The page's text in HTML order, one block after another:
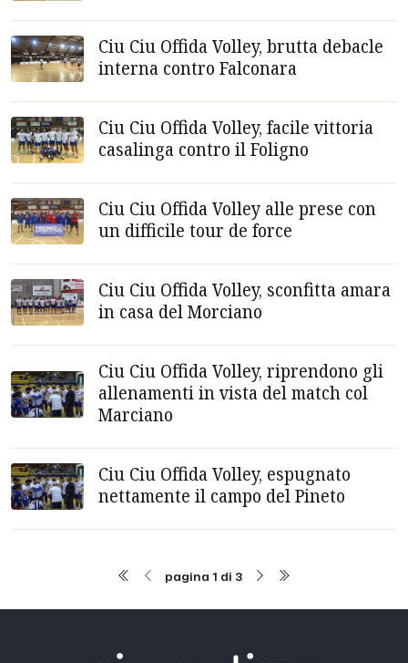
Ciu Ciu Offida Volley, brutta debacle
interna contro Falconara
Ciu Ciu Offida Volley, facile vittoria
casalinga contro il Foligno
Ciu Ciu Offida Volley alle prese con
un difficile tour de force
Ciu Ciu Offida Volley, sconfitta amara
in casa del Morciano
Ciu Ciu Offida Volley, riprendono gli
allenamenti in vista del match col
Marciano
Ciu Ciu Offida Volley, espugnato
nettamente il campo del Pineto
pagina 1 di 3